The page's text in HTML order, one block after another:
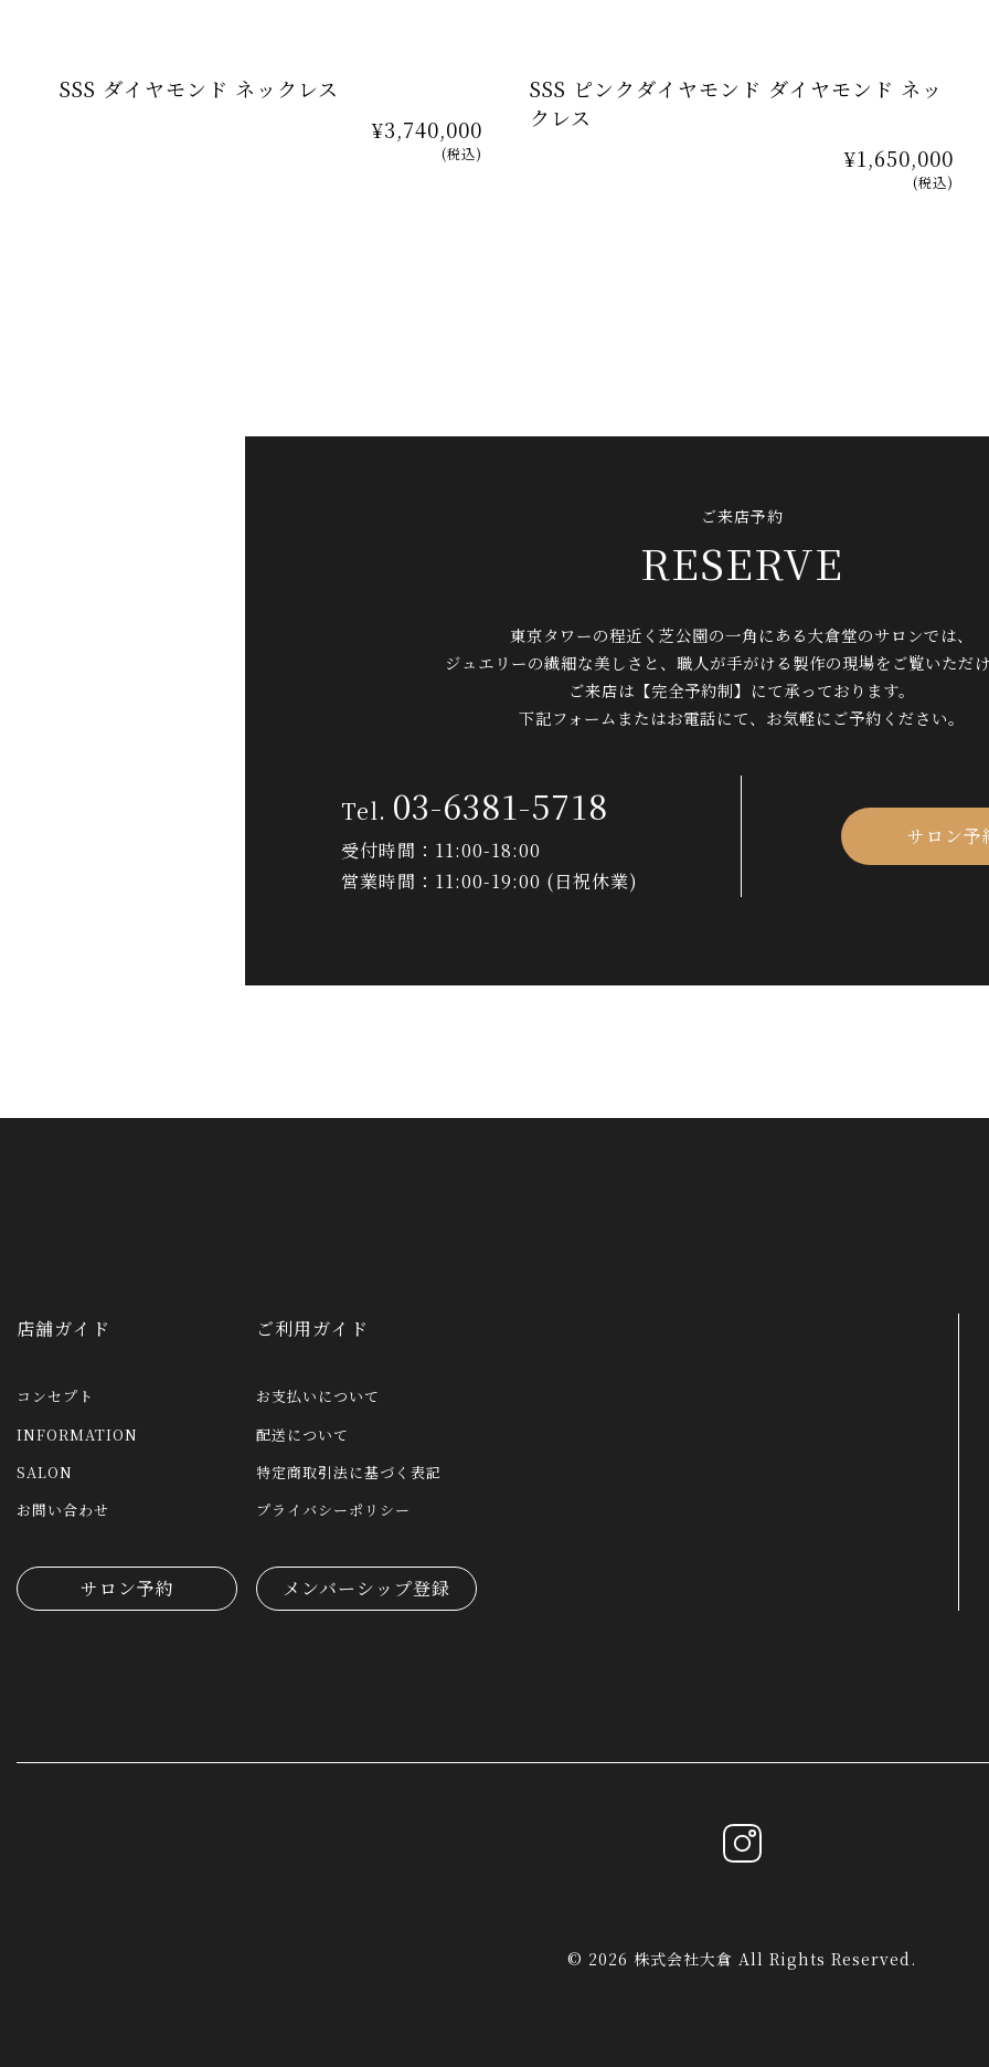
SSS ダイヤモンド ネックレス
¥3,740,000
(税込)
SSS ピンクダイヤモンド ダイヤモンド ネッ
クレス
¥1,650,000
(税込)
ご来店予約
RESERVE
東京タワーの程近く芝公園の一角にある大倉堂のサロンでは、
ジュエリーの繊細な美しさと、 職人が手がける製作の現場をご覧いただけ
ご来店は【完全予約制】にて承っております。
下記フォームまたはお電話にて、 お気軽にご予約ください。
03-6381-5718
受付時間：11:00-18:00
営業時間：11:00-19:00 (日祝休業)
サロン予
店舗ガイド
コンセプト
INFORMATION
SALON
お問い合わせ
サロン予約
ご利用ガイド
お支払いについて
配送について
特定商取引法に基づく表記
プライバシーポリシー
メンバーシップ登録
© 2026 株式会社大倉 All Rights Reserved.